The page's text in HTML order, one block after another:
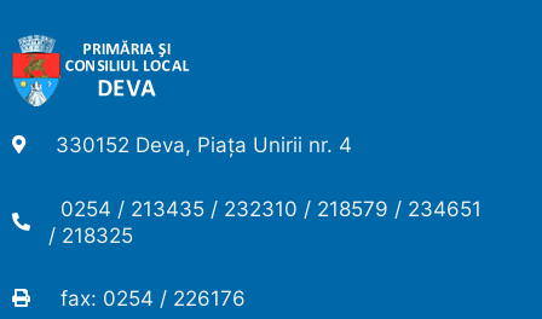
330152 Deva, Piața Unirii nr. 4
0254 / 213435 / 232310 / 218579 / 234651
/ 218325
fax: 0254 / 226176